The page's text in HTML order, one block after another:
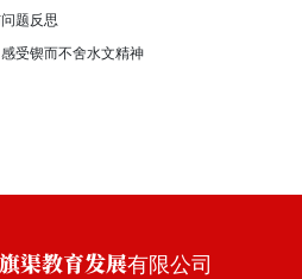
题反思
受锲而不舍水文精神
渠教育发展有限公司